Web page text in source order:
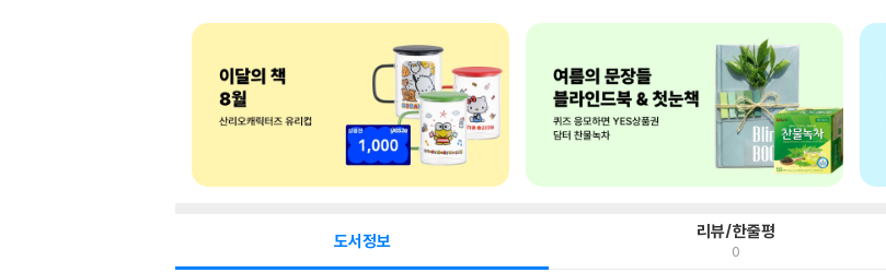
도서정보 리뷰/한줄평
0